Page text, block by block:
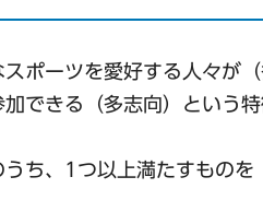
ポーツを愛好する人々が
できる（多志向）という
ち、1つ以上満たすもの